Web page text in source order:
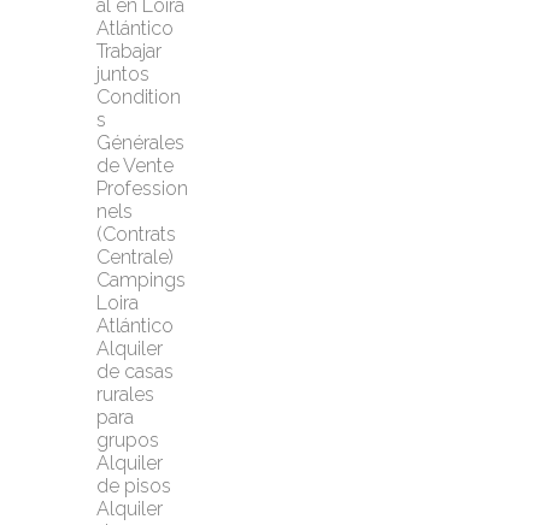
al en Loira
Atlántico
Trabajar
juntos
Condition
s
Générales
de Vente
Profession
nels
(Contrats
Centrale)
Campings
Loira
Atlántico
Alquiler
de casas
rurales
para
grupos
Alquiler
de pisos
Alquiler